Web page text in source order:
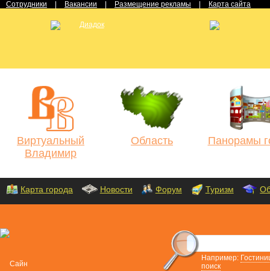
Сотрудники Вакансии Размещение рекламы Карта сайта
Виртуальный
Владимир
Область Панорамы
Карта города Новости Форум Туризм
Например:
поиск